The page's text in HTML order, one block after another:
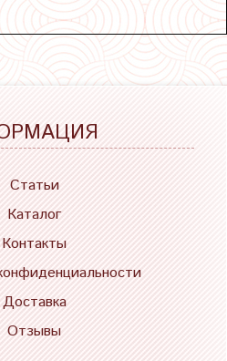
Статьи
Каталог
Контакты
Доставка
Отзывы